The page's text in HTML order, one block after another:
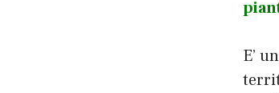
E’